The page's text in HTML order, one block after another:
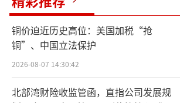
翰和小野制药等生物制药合作
我们实现平台的价值以及继续
性免疫学和肿瘤学项目的关键
avid Lee表示：“为了给数百万
铜价迫近历史高位：美国加税“抢
铜”、中国立法保护
2026-08-07 14:30:42
北部湾财险收监管函，直指公司发展规